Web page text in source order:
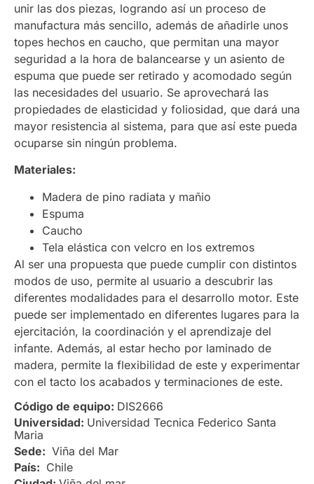
Código de equipo: DIS2666
Universidad: Universidad Tecnica Federico Santa
Maria
Sede: Viña del Mar
País: Chile
unir las dos piezas, logrando así un proceso de
manufactura más sencillo, además de añadirle unos
topes hechos en caucho, que permitan una mayor
seguridad a la hora de balancearse y un asiento de
espuma que puede ser retirado y acomodado según
las necesidades del usuario. Se aprovechará las
propiedades de elasticidad y foliosidad, que dará una
mayor resistencia al sistema, para que así este pueda
ocuparse sin ningún problema.
Materiales:
Madera de pino radiata y mañio
Espuma
Caucho
Tela elástica con velcro en los extremos
Al ser una propuesta que puede cumplir con distintos
modos de uso, permite al usuario a descubrir las
diferentes modalidades para el desarrollo motor. Este
puede ser implementado en diferentes lugares para la
ejercitación, la coordinación y el aprendizaje del
infante. Además, al estar hecho por laminado de
madera, permite la flexibilidad de este y experimentar
con el tacto los acabados y terminaciones de este.